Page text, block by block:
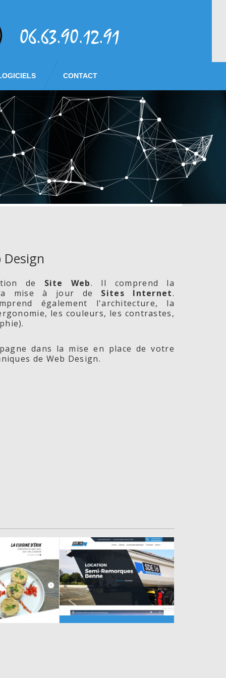
CONTACT
Design
de Site Web. Il comprend la
mise à jour de Sites Internet.
également l'architecture, la
les couleurs, les contrastes,
dans la mise en place de votre
de Web Design.